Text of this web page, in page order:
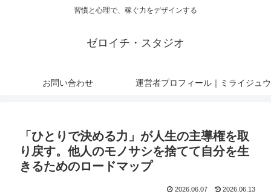
習慣と心理で、稼ぐ力をデザインする
ゼロイチ・スタジオ
お問い合わせ 運営者プロフィール｜ミライジュウ
「ひとりで決める力」が人生の主導権を取
り戻す。他人のモノサシを捨てて自分を生
きるためのロードマップ
2026.06.07 2026.06.13